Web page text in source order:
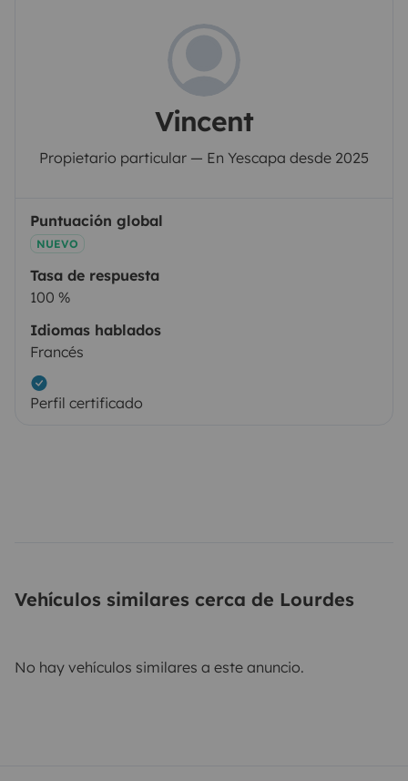
Vincent
Propietario particular — En Yescapa desde 2025
Puntuación global
NUEVO
Tasa de respuesta
100 %
Idiomas hablados
Francés
Perfil certificado
Vehículos similares cerca de Lourdes
No hay vehículos similares a este anuncio.